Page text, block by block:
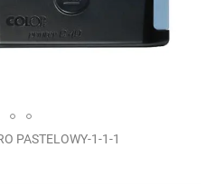
PASTELOWY-1-1-1